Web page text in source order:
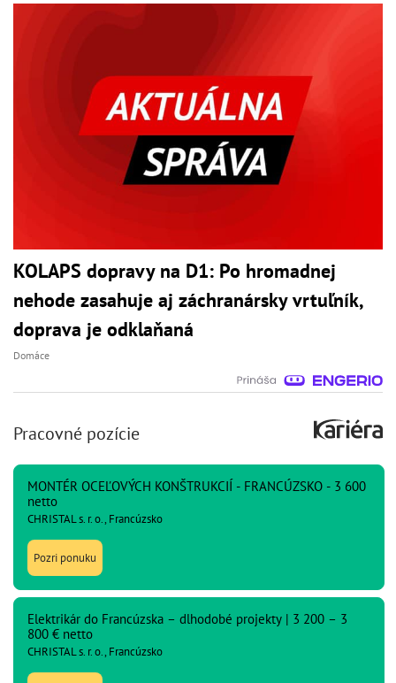
KOLAPS dopravy na D1: Po hromadnej
nehode zasahuje aj záchranársky vrtuľník,
doprava je odklaňaná
Domáce
Pracovné pozície
MONTÉR OCEĽOVÝCH KONŠTRUKCIÍ - FRANCÚZSKO - 3 600
netto
CHRISTAL s. r. o., Francúzsko
Pozri ponuku
Elektrikár do Francúzska – dlhodobé projekty | 3 200 – 3
800 € netto
CHRISTAL s. r. o., Francúzsko